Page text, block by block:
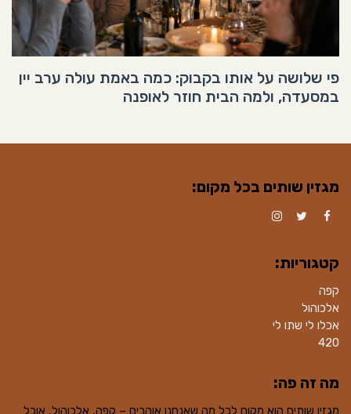
פי שלושה על אותו בקבוק: כמה באמת עולה ערב יין
במסעדה, ולמה הבית חוזר לאופנה
מגזין שותים בכל מקום:
קטגוריות:
קפה
אלכוהול
אכלו לי שתו לי
420
מה זה פה:
מגזין שותים הוא מקום לכל מה שאנחנו אוהבים – קפה, אלכוהול, אוכל